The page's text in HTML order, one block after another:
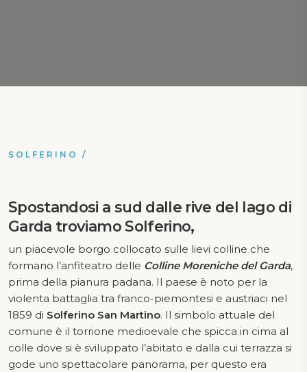
SOLFERINO /
Spostandosi a sud dalle rive del lago di
Garda troviamo Solferino,
un piacevole borgo collocato sulle lievi colline che
formano l’anfiteatro delle Colline Moreniche del Garda,
prima della pianura padana. Il paese è noto per la
violenta battaglia tra franco-piemontesi e austriaci nel
1859 di Solferino San Martino. Il simbolo attuale del
comune è il torrione medioevale che spicca in cima al
colle dove si è sviluppato l’abitato e dalla cui terrazza si
gode uno spettacolare panorama, per questo era